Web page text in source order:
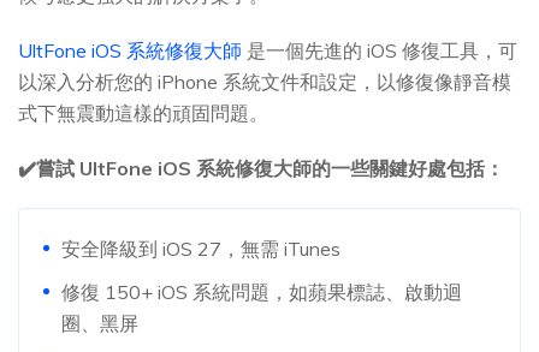
UltFone iOS 系統修復大師 是一個先進的 iOS 修復工具，可
以深入分析您的 iPhone 系統文件和設定，以修復像靜音模
式下無震動這樣的頑固問題。
✔️嘗試 UltFone iOS 系統修復大師的一些關鍵好處包括：
安全降級到 iOS 27，無需 iTunes
修復 150+ iOS 系統問題，如蘋果標誌、啟動迴
圈、黑屏